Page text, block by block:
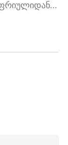
ფრიულიდან